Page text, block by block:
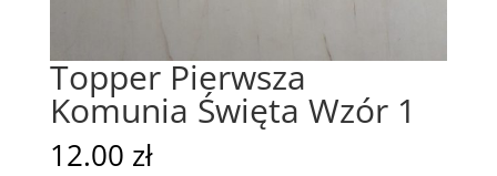
Topper Pierwsza
Komunia Święta Wzór 1
12.00 zł